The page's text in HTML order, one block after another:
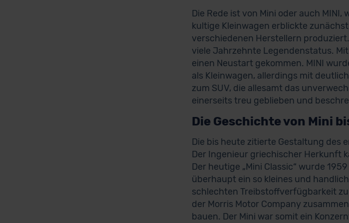
Die Rede ist von Mini oder auch
kultige Kleinwagen erblickte
verschiedenen Herstellern
viele Jahrzehnte Legendenstatus.
einen Neustart gekommen. MINI
als Kleinwagen, allerdings mit
zum SUV, die allesamt das
einerseits treu geblieben und
Die Geschichte von Mini
Die bis heute zitierte Gestaltung des
Der Ingenieur griechischer Herkunft
Der heutige „Mini Classic“ wurde
überhaupt ein so kleines und
schlechten Treibstoffverfügbarkeit
der Morris Motor Company
bauen. Der Mini war somit ein